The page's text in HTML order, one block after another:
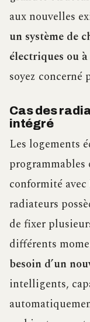
aux nouvelles
un système de
électriques ou
soyez concerné
Cas des
intégré
Les logements
programmables
conformité
radiateurs
de fixer
différents
besoin d’un
intelligents,